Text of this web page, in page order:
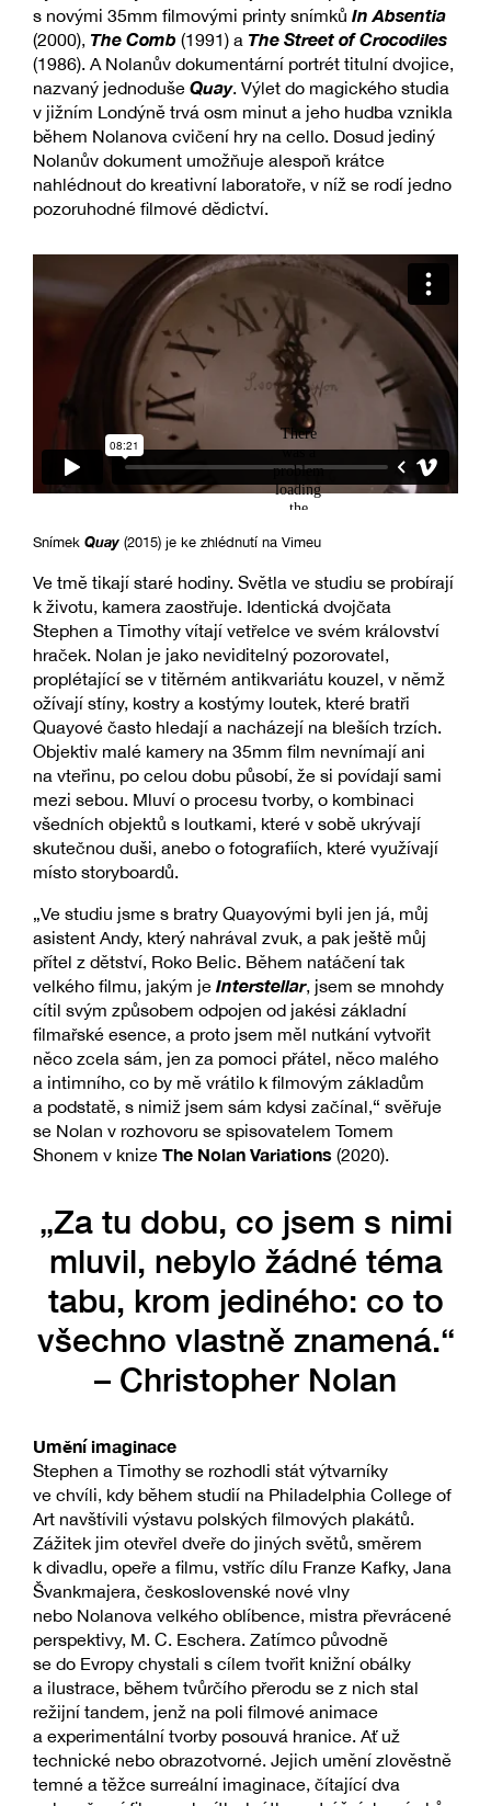
s novými 35mm filmovými printy snímků In Absentia
(2000), The Comb (1991) a The Street of Crocodiles
(1986). A Nolanův dokumentární portrét titulní dvojice,
nazvaný jednoduše Quay. Výlet do magického studia
v jižním Londýně trvá osm minut a jeho hudba vznikla
během Nolanova cvičení hry na cello. Dosud jediný
Nolanův dokument umožňuje alespoň krátce
nahlédnout do kreativní laboratoře, v níž se rodí jedno
pozoruhodné filmové dědictví.
Snímek Quay (2015) je ke zhlédnutí na Vimeu
Ve tmě tikají staré hodiny. Světla ve studiu se probírají
k životu, kamera zaostřuje. Identická dvojčata
Stephen a Timothy vítají vetřelce ve svém království
hraček. Nolan je jako neviditelný pozorovatel,
proplétající se v titěrném antikvariátu kouzel, v němž
ožívají stíny, kostry a kostýmy loutek, které bratři
Quayové často hledají a nacházejí na bleších trzích.
Objektiv malé kamery na 35mm film nevnímají ani
na vteřinu, po celou dobu působí, že si povídají sami
mezi sebou. Mluví o procesu tvorby, o kombinaci
všedních objektů s loutkami, které v sobě ukrývají
skutečnou duši, anebo o fotografiích, které využívají
místo storyboardů.
„Ve studiu jsme s bratry Quayovými byli jen já, můj
asistent Andy, který nahrával zvuk, a pak ještě můj
přítel z dětství, Roko Belic. Během natáčení tak
velkého filmu, jakým je Interstellar, jsem se mnohdy
cítil svým způsobem odpojen od jakési základní
filmařské esence, a proto jsem měl nutkání vytvořit
něco zcela sám, jen za pomoci přátel, něco malého
a intimního, co by mě vrátilo k filmovým základům
a podstatě, s nimiž jsem sám kdysi začínal,“ svěřuje
se Nolan v rozhovoru se spisovatelem Tomem
Shonem v knize The Nolan Variations (2020).
„Za tu dobu, co jsem s nimi
mluvil, nebylo žádné téma
tabu, krom jediného: co to
všechno vlastně znamená.“
– Christopher Nolan
Umění imaginace
Stephen a Timothy se rozhodli stát výtvarníky
ve chvíli, kdy během studií na Philadelphia College of
Art navštívili výstavu polských filmových plakátů.
Zážitek jim otevřel dveře do jiných světů, směrem
k divadlu, opeře a filmu, vstříc dílu Franze Kafky, Jana
Švankmajera, československé nové vlny
nebo Nolanova velkého oblíbence, mistra převrácené
perspektivy, M. C. Eschera. Zatímco původně
se do Evropy chystali s cílem tvořit knižní obálky
a ilustrace, během tvůrčího přerodu se z nich stal
režijní tandem, jenž na poli filmové animace
a experimentální tvorby posouvá hranice. Ať už
technické nebo obrazotvorné. Jejich umění zlověstně
temné a těžce surreální imaginace, čítající dva